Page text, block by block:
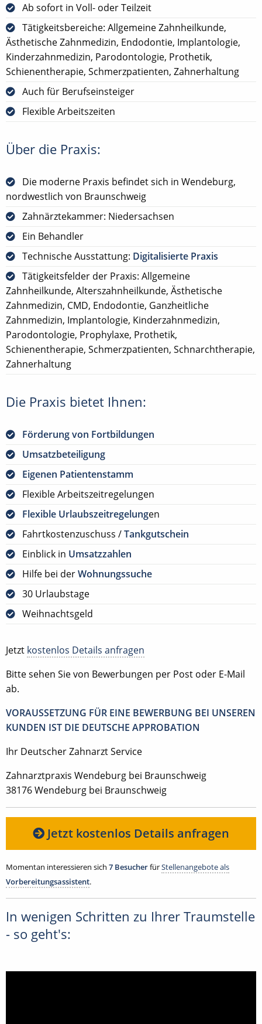
Ab sofort in Voll- oder Teilzeit
Tätigkeitsbereiche: Allgemeine Zahnheilkunde,
Ästhetische Zahnmedizin, Endodontie, Implantologie,
Kinderzahnmedizin, Parodontologie, Prothetik,
Schienentherapie, Schmerzpatienten, Zahnerhaltung
Auch für Berufseinsteiger
Flexible Arbeitszeiten
Über die Praxis:
Die moderne Praxis befindet sich in Wendeburg,
nordwestlich von Braunschweig
Zahnärztekammer: Niedersachsen
Ein Behandler
Technische Ausstattung: Digitalisierte Praxis
Tätigkeitsfelder der Praxis: Allgemeine
Zahnheilkunde, Alterszahnheilkunde, Ästhetische
Zahnmedizin, CMD, Endodontie, Ganzheitliche
Zahnmedizin, Implantologie, Kinderzahnmedizin,
Parodontologie, Prophylaxe, Prothetik,
Schienentherapie, Schmerzpatienten, Schnarchtherapie,
Zahnerhaltung
Die Praxis bietet Ihnen:
Förderung von Fortbildungen
Umsatzbeteiligung
Eigenen Patientenstamm
Flexible Arbeitszeitregelungen
Flexible Urlaubszeitregelungen
Fahrtkostenzuschuss /Tankgutschein
Einblick in Umsatzzahlen
Hilfe bei derWohnungssuche
30 Urlaubstage
Weihnachtsgeld
Jetzt kostenlos Details anfragen
Bitte sehen Sie von Bewerbungen per Post oder E-Mail
ab.
VORAUSSETZUNG FÜR EINE BEWERBUNG BEI UNSEREN
KUNDEN IST DIE DEUTSCHE APPROBATION
Ihr Deutscher Zahnarzt Service
Zahnarztpraxis Wendeburg bei Braunschweig
38176 Wendeburg bei Braunschweig
Jetzt kostenlos Details anfragen
Momentan interessieren sich 7 BesucherfürStellenangebote als
Vorbereitungsassistent.
In wenigen Schritten zu Ihrer Traumstelle
- so geht's: